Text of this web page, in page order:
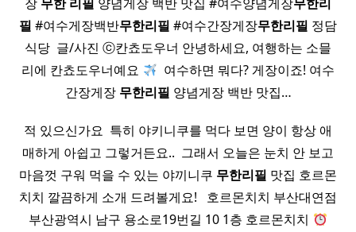
필 #여수게장백반무한리필 #여수간장게장무한리필 정담
식당 ​ 글/사진 ⓒ칸쵸도우너 안녕하세요, 여행하는 소믈
리에 칸쵸도우너예요
​ 여수하면 뭐다? 게장이죠! 여수
간장게장 무한리필 양념게장 백반 맛집…
적 있으신가요 ​ 특히 야키니쿠를 먹다 보면 양이 항상 애
매하게 아쉽고 그렇거든요.. ​ 그래서 오늘은 눈치 안 보고
마음껏 구워 먹을 수 있는 야끼니쿠 무한리필 맛집 호르몬
치치 깔끔하게 소개 드려볼게요! ​ ​ 호르몬치치 부산대연점
부산광역시 남구 용소로19번길 10 1층 호르몬치치